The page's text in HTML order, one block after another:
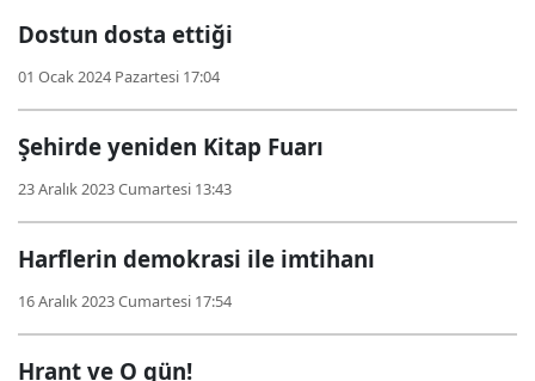
Dostun dosta ettiği
01 Ocak 2024 Pazartesi 17:04
Şehirde yeniden Kitap Fuarı
23 Aralık 2023 Cumartesi 13:43
Harflerin demokrasi ile imtihanı
16 Aralık 2023 Cumartesi 17:54
Hrant ve O gün!